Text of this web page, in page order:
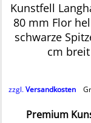
Kunstfell
80 mm Flor
schwarze
cm breit
zzgl.Versandkosten
Premium